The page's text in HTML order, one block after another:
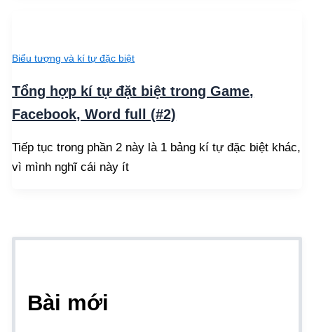
Biểu tượng và kí tự đặc biệt
Tổng hợp kí tự đặt biệt trong Game,
Facebook, Word full (#2)
Tiếp tục trong phần 2 này là 1 bảng kí tự đặc biệt khác,
vì mình nghĩ cái này ít
Bài mới